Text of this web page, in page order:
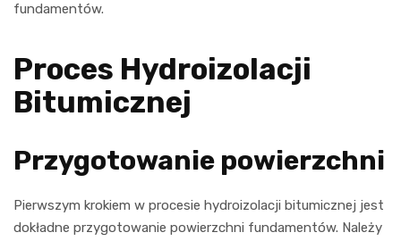
fundamentów.
Proces Hydroizolacji
Bitumicznej
Przygotowanie powierzchni
Pierwszym krokiem w procesie hydroizolacji bitumicznej jest
dokładne przygotowanie powierzchni fundamentów. Należy